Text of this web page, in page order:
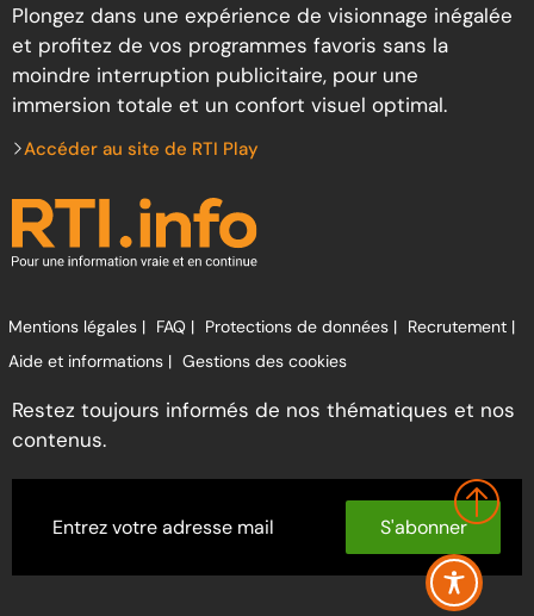
Plongez dans une expérience de visionnage inégalée
et profitez de vos programmes favoris sans la
moindre interruption publicitaire, pour une
immersion totale et un confort visuel optimal.
Accéder au site de RTI Play
Mentions légales | FAQ | Protections de données | Recrutement |
Aide et informations | Gestions des cookies
Restez toujours informés de nos thématiques et nos
contenus.
S'abonner